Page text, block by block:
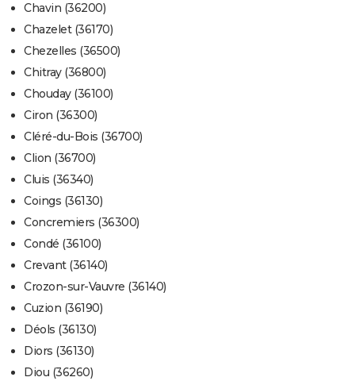
Chavin (36200)
Chazelet (36170)
Chezelles (36500)
Chitray (36800)
Chouday (36100)
Ciron (36300)
Cléré-du-Bois (36700)
Clion (36700)
Cluis (36340)
Coings (36130)
Concremiers (36300)
Condé (36100)
Crevant (36140)
Crozon-sur-Vauvre (36140)
Cuzion (36190)
Déols (36130)
Diors (36130)
Diou (36260)